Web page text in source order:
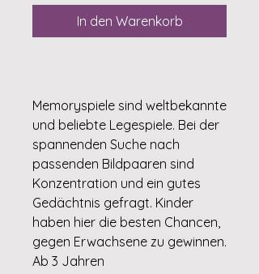
In den Warenkorb
Memoryspiele sind weltbekannte
und beliebte Legespiele. Bei der
spannenden Suche nach
passenden Bildpaaren sind
Konzentration und ein gutes
Gedächtnis gefragt. Kinder
haben hier die besten Chancen,
gegen Erwachsene zu gewinnen.
Ab 3 Jahren